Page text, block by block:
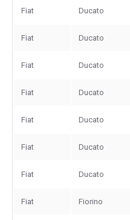
Fiat Ducato
Fiat Ducato
Fiat Ducato
Fiat Ducato
Fiat Ducato
Fiat Ducato
Fiat Ducato
Fiat Fiorino